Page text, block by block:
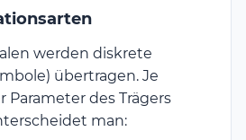
werden diskrete
übertragen. Je
Parameter des Trägers
man: